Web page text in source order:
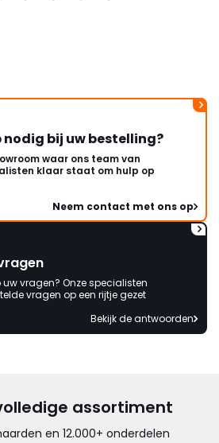
bij uw bestelling?
waar ons team van
klaar staat om hulp op
Neem contact met ons op
vragen? Onze specialisten
vragen op een rijtje gezet
Bekijk de antwoorden
assortiment
en 12.000+ onderdelen